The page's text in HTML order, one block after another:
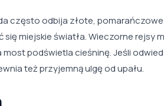
często odbija złote, pomarańczowe
miejskie światła. Wieczorne rejsy
podświetla cieśninę. Jeśli
też przyjemną ulgę od upału.